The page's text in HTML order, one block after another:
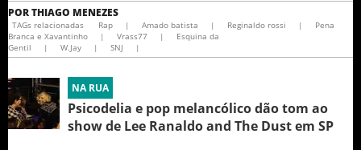
PORTHIAGO MENEZES
TAGs relacionadas Rap | Amado batista | Reginaldo rossi |
Pena
Branca e Xavantinho
| Vrass77 |
Esquina da
Gentil
| W.Jay | SNJ |
NA RUA
Psicodelia e pop melancólico dão tom ao
show de Lee Ranaldo and The Dust em SP